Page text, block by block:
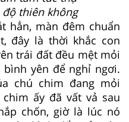
thiên không
hẳn, màn đêm chuẩn
đây là thời khắc con
trái đất đều mệt mỏi
yên để nghỉ ngơi.
chú chim đang mỏi
ấy đã vất vả sau
chốn, giờ là lúc nó